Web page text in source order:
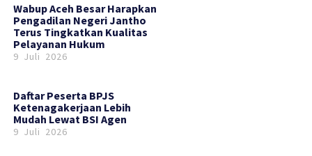
Wabup Aceh Besar Harapkan
Pengadilan Negeri Jantho
Terus Tingkatkan Kualitas
Pelayanan Hukum
9 Juli 2026
Daftar Peserta BPJS
Ketenagakerjaan Lebih
Mudah Lewat BSI Agen
9 Juli 2026